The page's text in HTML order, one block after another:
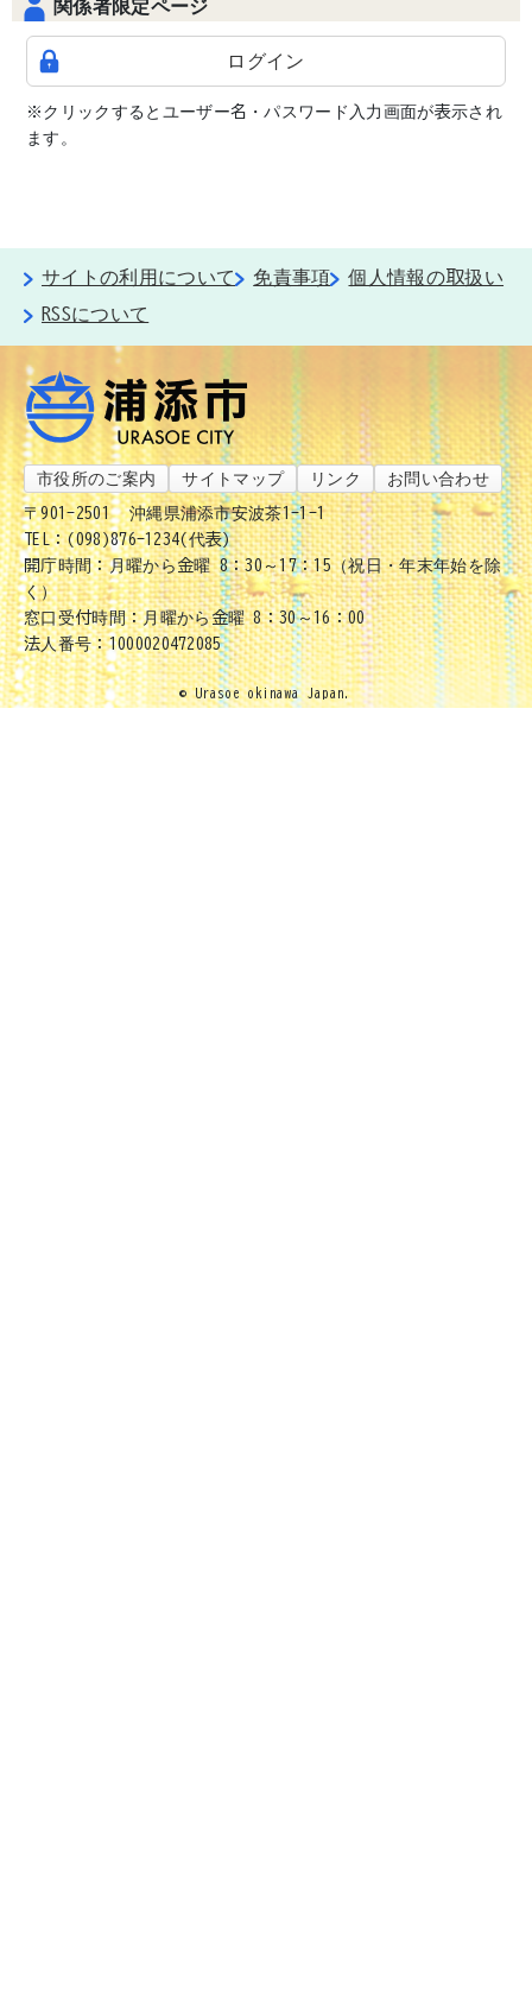
関係者限定ページ
ログイン
※クリックするとユーザー名・パスワード入力画面が表示され
ます。
サイトの利用について 免責事項
個人情報の取扱い
RSSについて
市役所のご案内 サイトマップ リンク お問い合わせ
〒901-2501
沖縄県浦添市安波茶1-1-1
TEL：(098)876-1234(代表)
開庁時間：月曜から金曜 8：30～17：15（祝日・年末年始を除
く）
窓口受付時間：月曜から金曜 8：30～16：00
法人番号：1000020472085
© Urasoe okinawa Japan.